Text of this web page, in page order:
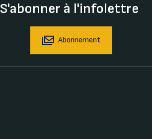
S'abonner à l'infolettre
Abonnement